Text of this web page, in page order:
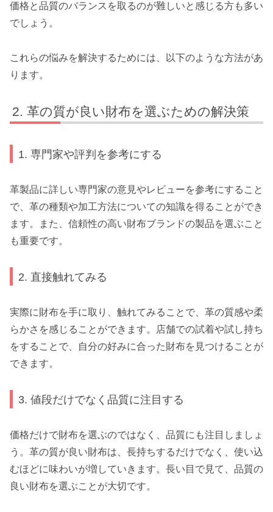
価格と品質のバランスを取るのが難しいと感じる方も多い
でしょう。
これらの悩みを解決するためには、以下のような方法があ
ります。
革の質が良い財布を選ぶための解決策
1. 専門家や評判を参考にする
革製品に詳しい専門家の意見やレビューを参考にすること
で、革の種類や加工方法についての知識を得ることができ
ます。また、信頼性の高い財布ブランドの製品を選ぶこと
も重要です。
2. 直接触れてみる
実際に財布を手に取り、触れてみることで、革の質感や柔
らかさを感じることができます。店舗での試着や試し持ち
をすることで、自分の好みに合った財布を見つけることが
できます。
3. 値段だけでなく品質に注目する
価格だけで財布を選ぶのではなく、品質にも注目しましょ
う。革の質が良い財布は、長持ちするだけでなく、使い込
むほどに味わいが増していきます。長い目で見て、品質の
良い財布を選ぶことが大切です。